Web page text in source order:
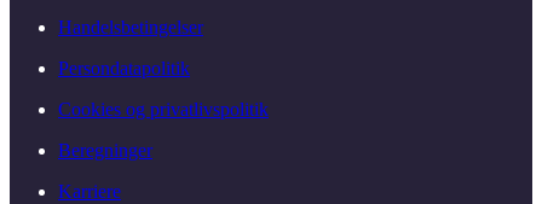
Handelsbetingelser
Persondatapolitik
Cookies og privatlivspolitik
Beregninger
Karriere